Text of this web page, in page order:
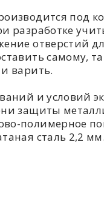
под
разработке
отверстий
самому,
варить.
и условий
защиты
полимерное
сталь 2,2 мм.